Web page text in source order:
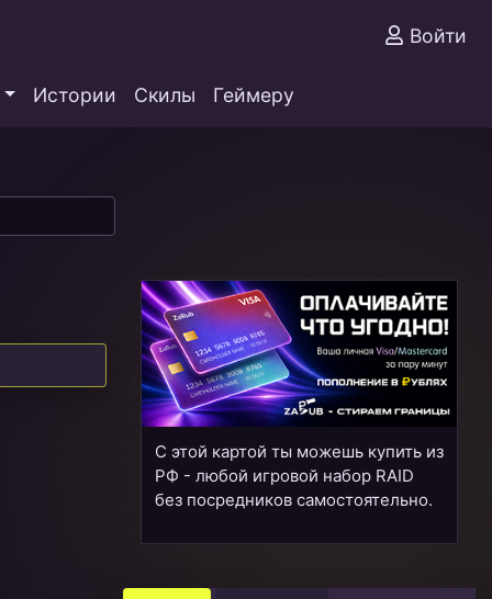
Войти
Истории Скилы Геймеру
С этой картой ты можешь купить из
РФ - любой игровой набор RAID
без посредников самостоятельно.